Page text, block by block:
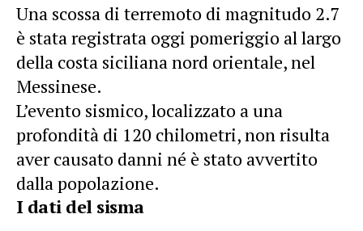
Una scossa di terremoto di magnitudo 2.7
è stata registrata oggi pomeriggio al largo
della costa siciliana nord orientale, nel
Messinese.
L’evento sismico, localizzato a una
profondità di 120 chilometri, non risulta
aver causato danni né è stato avvertito
dalla popolazione.
I dati del sisma